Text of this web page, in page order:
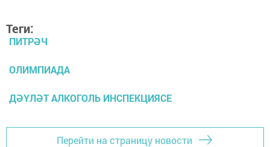
Теги:
ПИТРӘЧ
ОЛИМПИАДА
ДӘҮЛӘТ АЛКОГОЛЬ ИНСПЕКЦИЯСЕ
Перейти на страницу новости